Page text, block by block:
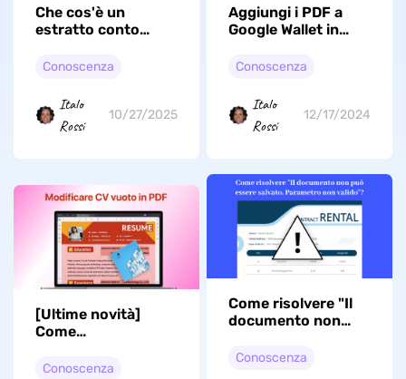
Che cos'è un
estratto conto
oscurare un
passaggi ed
esempio
Conoscenza
Italo
Rossi
10/27/2025
Aggiungi i PDF a
Google Wallet in
Conoscenza
Italo
Rossi
12/17/2024
[Ultime novità]
Come
un CV vuoto in PDF
Conoscenza
Come risolvere "Il
documento non
Parametro non
Conoscenza